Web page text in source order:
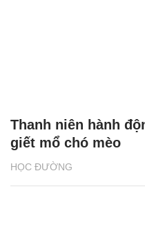
HỌC ĐƯỜNG
Thanh niên hành
giết mổ chó mèo